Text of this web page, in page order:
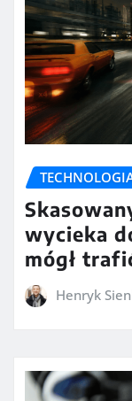
wycieka
mógł
Henryk